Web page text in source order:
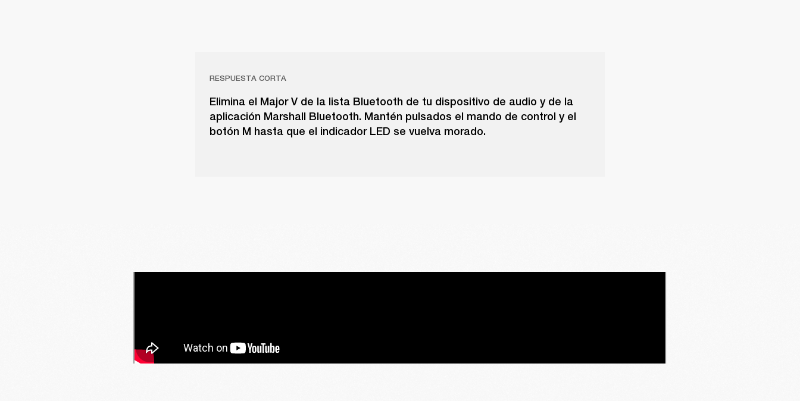
RESPUESTA CORTA
Elimina el Major V de la lista Bluetooth de tu dispositivo de audio y de la
aplicación Marshall Bluetooth. Mantén pulsados el mando de control y el
botón M hasta que el indicador LED se vuelva morado.